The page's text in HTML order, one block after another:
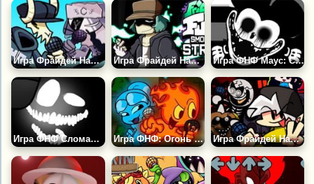
Игра Фрайдей Найт Фанкин: Таби Против Рува Игра Фрайдей Найт Фанкин: Гарселло Игра ФНФ Маус: Суицидальная Мышь 2
Игра ФНФ Сломанная Реальность 3 Игра ФНФ: Огонь и Вода Игра Фрайдей Найт Фанкин: Адский Бит